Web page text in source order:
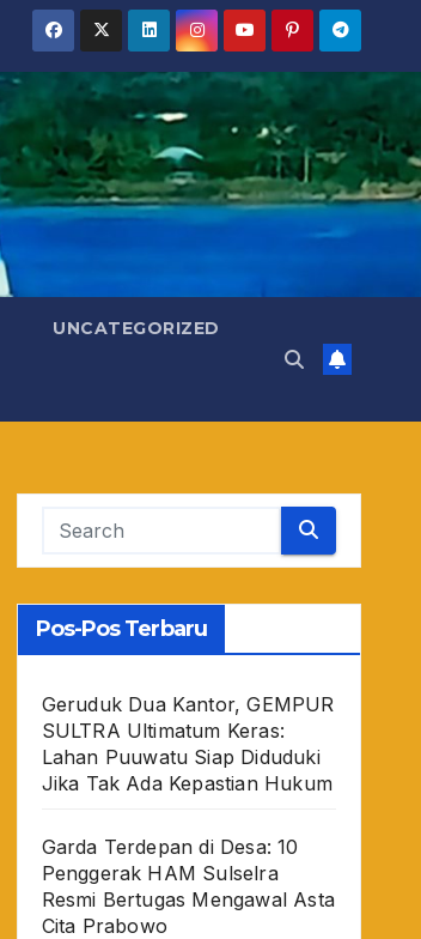
UNCATEGORIZED
Pos-Pos Terbaru
Geruduk Dua Kantor, GEMPUR
SULTRA Ultimatum Keras:
Lahan Puuwatu Siap Diduduki
Jika Tak Ada Kepastian Hukum
Garda Terdepan di Desa: 10
Penggerak HAM Sulselra
Resmi Bertugas Mengawal Asta
Cita Prabowo